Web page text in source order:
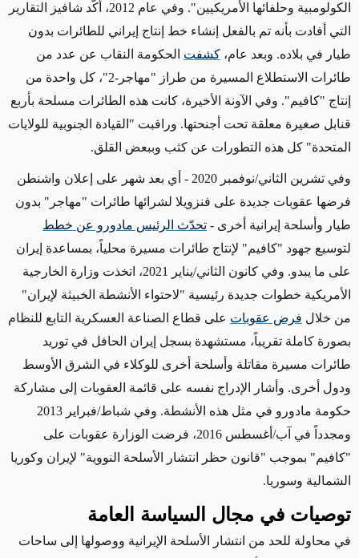
الكولومبية وحلفائها الأمريكيين".
وفي عام 2012، أكّد شافيز التقارير
التي أفادت بأنه تم بالفعل إنشاء خط إنتاج إيراني للطائرات بدون
طيار في بلاده. وبعد عام، كشفت الحكومة النقاب عن عدد من
طائرات الاستطلاع المسيرة من طراز "مهاجر-2"، كل واحدة من
إنتاج "كافيم". وفي الآونة الأخيرة، كانت هذه الطائرات مسلحة بأربع
قنابل صغيرة معلقة تحت أجنحتها. وراقبت "القيادة الجنوبية للولايات
المتحدة" كل هذه التطورات عن كثب وببعض القلق.
وفي تشرين الثاني/نوفمبر 2020 - أي بعد شهر على إعلان واشنطن
فرضها عقوبات جديدة على فنزويلا لشرائها طائرات "مهاجر" بدون
طيار وأسلحة إيرانية أخرى - تحدّث الرئيس مادورو عن خطط
لتوسيع جهود "كافيم" لإنتاج طائرات مسيرة محلياً، بمساعدة إيران
على ما يبدو.
وفي كانون الثاني/يناير 2021، اتخذت وزارة الخارجية
الأمريكية خطوات جديدة رئيسية "لاحتواء الأنشطة الخبيثة لإيران"
من خلال فرض عقوبات على قطاع الصناعة العسكرية التابع للنظام
بصورة كاملة تقريباً، مستشهدة بسجل إيران الحافل في توريد
طائرات مسيرة مقاتلة وأسلحة أخرى للوكلاء في الشرق الأوسط
ودول أخرى. وأشار الإدراج نفسه على قائمة العقوبات إلى مشاركة
حكومة مادورو في مثل هذه الأنشطة. وفي شباط/فبراير 2013
ومجدداً في آب/أغسطس 2016، فرضت الوزارة عقوبات على
"كافيم" بموجب "قانون حظر انتشار الأسلحة النووية" لإيران وكوريا
الشمالية وسوريا.
توصيات في مجال السياسة العامة
في محاولة للحد من انتشار الأسلحة الإيرانية ووصولها إلى ساحات